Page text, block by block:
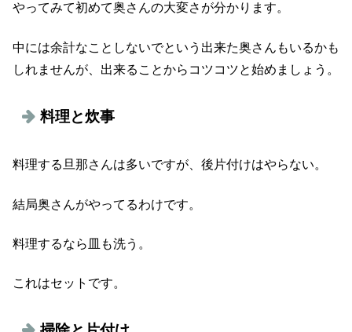
やってみて初めて奥さんの大変さが分かります。
中には余計なことしないでという出来た奥さんもいるかも
しれませんが、出来ることからコツコツと始めましょう。
料理と炊事
料理する旦那さんは多いですが、後片付けはやらない。
結局奥さんがやってるわけです。
料理するなら皿も洗う。
これはセットです。